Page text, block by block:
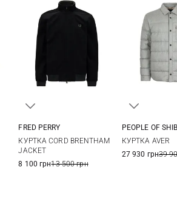
FRED PERRY
КУРТКА CORD BRENTHAM
JACKET
8 100 грн13 500 грн
PEOPLE OF
КУРТКА AVER
27 930 грн39